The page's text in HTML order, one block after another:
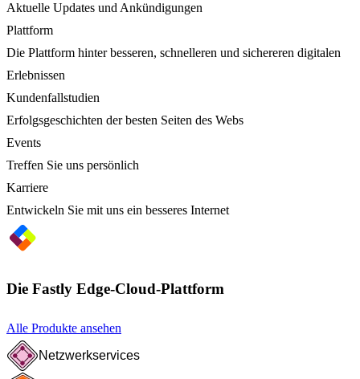
Aktuelle Updates und Ankündigungen
Plattform
Die Plattform hinter besseren, schnelleren und sichereren digitalen
Erlebnissen
Kundenfallstudien
Erfolgsgeschichten der besten Seiten des Webs
Events
Treffen Sie uns persönlich
Karriere
Entwickeln Sie mit uns ein besseres Internet
Die Fastly Edge-Cloud-Plattform
Alle Produkte ansehen
Netzwerkservices